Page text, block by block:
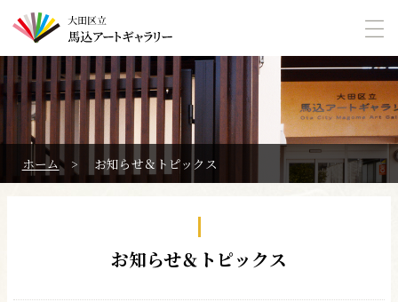
本文へ
ホーム > お知らせ＆トピックス
お知らせ＆トピックス